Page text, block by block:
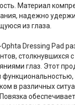
Материал
надежно
из глаза.
Ophta Dressing Pad
столкнувшихся
глаз. Этот
в различных